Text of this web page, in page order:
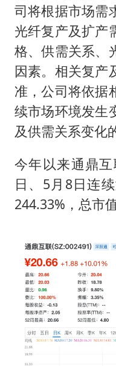
司将根据市场需
光纤复产及扩产
格、供需关系、
因素。相关复产
准，公司将依据
续市场环境发生
及供需关系变化
今年以来通鼎
日、5月8日连
244.33%，总市